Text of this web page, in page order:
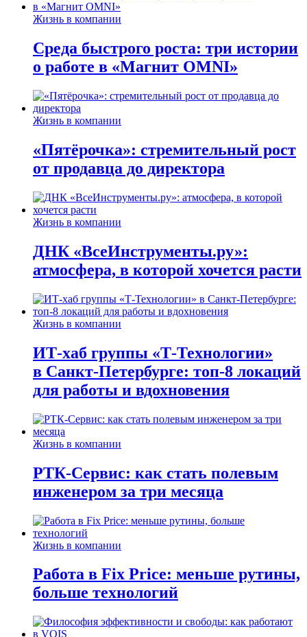
Жизнь в компании
Среда быстрого роста: три истории
о работе в «Магнит OMNI»
Жизнь в компании
«Пятёрочка»: стремительный рост
от продавца до директора
Жизнь в компании
ДНК «ВсеИнструменты.ру»:
атмосфера, в которой хочется расти
Жизнь в компании
ИТ-хаб группы «Т-Технологии»
в Санкт-Петербурге: топ-8 локаций
для работы и вдохновения
Жизнь в компании
РТК-Сервис: как стать полевым
инженером за три месяца
Жизнь в компании
Работа в Fix Price: меньше рутины,
больше технологий